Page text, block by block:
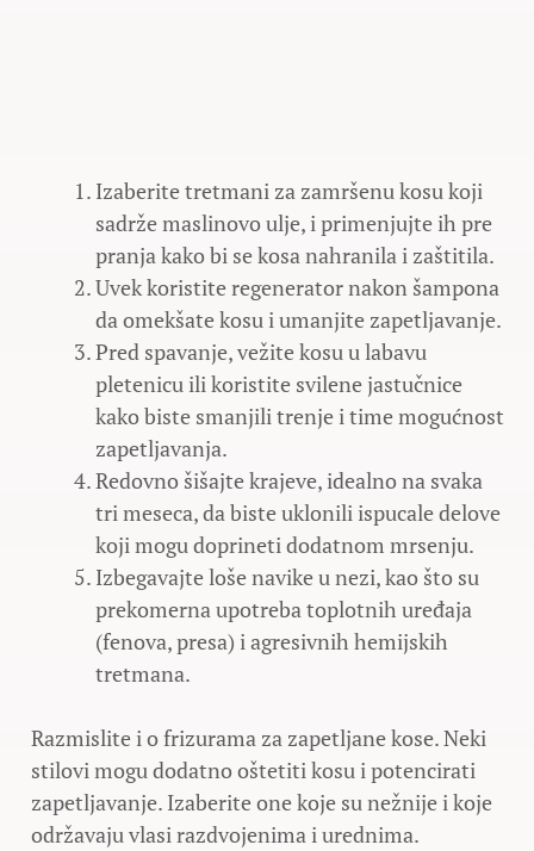
Izaberite tretmani za zamršenu kosu koji
sadrže maslinovo ulje, i primenjujte ih pre
pranja kako bi se kosa nahranila i zaštitila.
Uvek koristite regenerator nakon šampona
da omekšate kosu i umanjite zapetljavanje.
Pred spavanje, vežite kosu u labavu
pletenicu ili koristite svilene jastučnice
kako biste smanjili trenje i time mogućnost
zapetljavanja.
Redovno šišajte krajeve, idealno na svaka
tri meseca, da biste uklonili ispucale delove
koji mogu doprineti dodatnom mrsenju.
Izbegavajte loše navike u nezi, kao što su
prekomerna upotreba toplotnih uređaja
(fenova, presa) i agresivnih hemijskih
tretmana.
Razmislite i o frizurama za zapetljane kose. Neki
stilovi mogu dodatno oštetiti kosu i potencirati
zapetljavanje. Izaberite one koje su nežnije i koje
održavaju vlasi razdvojenima i urednima.